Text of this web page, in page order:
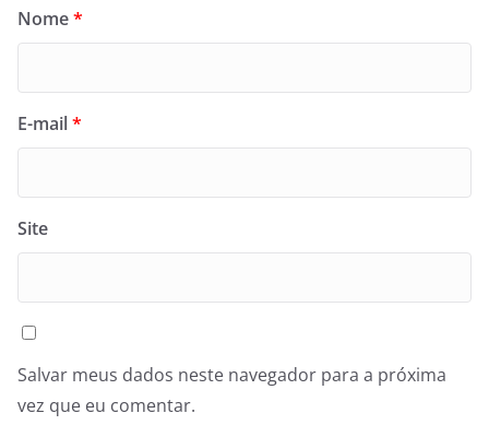
Nome*
E-mail*
Site
Salvar meus dados neste navegador para a próxima
vez que eu comentar.